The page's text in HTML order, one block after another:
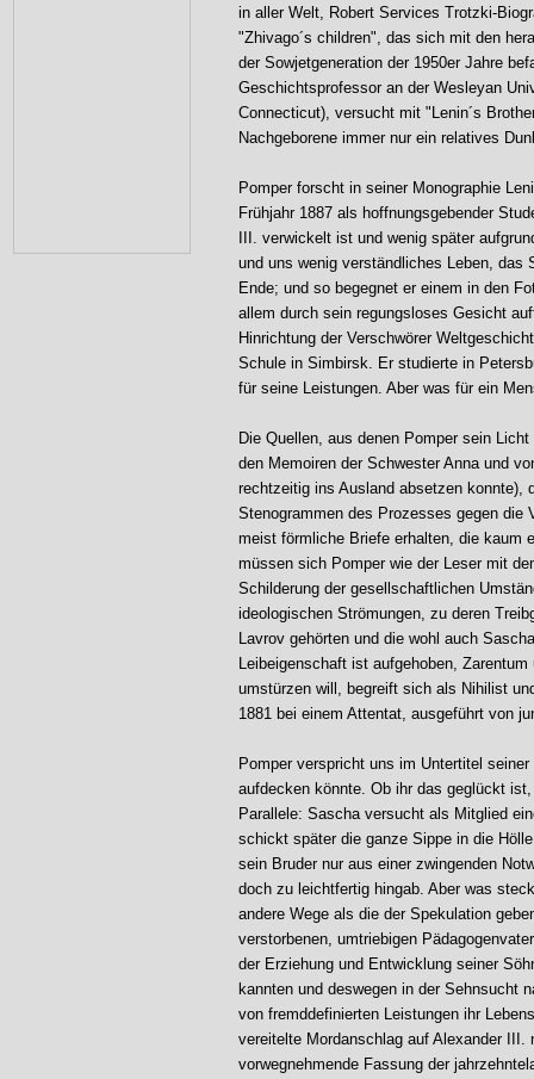
in aller Welt, Robert Services Trotzki-
"Zhivago´s children", das sich mit den
der Sowjetgeneration der 1950er Jahre
Geschichtsprofessor an der Wesleyan
Connecticut), versucht mit "Lenin´s
Nachgeborene immer nur ein relatives
Pomper forscht in seiner Monographie
Frühjahr 1887 als hoffnungsgebender
III. verwickelt ist und wenig später
und uns wenig verständliches Leben,
Ende; und so begegnet er einem in den
allem durch sein regungsloses Gesicht
Hinrichtung der Verschwörer
Schule in Simbirsk. Er studierte in
für seine Leistungen. Aber was für ein
Die Quellen, aus denen Pomper sein
den Memoiren der Schwester Anna und
rechtzeitig ins Ausland absetzen konnte),
Stenogrammen des Prozesses gegen die
meist förmliche Briefe erhalten, die kaum
müssen sich Pomper wie der Leser mit
Schilderung der gesellschaftlichen
ideologischen Strömungen, zu deren
Lavrov gehörten und die wohl auch
Leibeigenschaft ist aufgehoben,
umstürzen will, begreift sich als Nihilist
1881 bei einem Attentat, ausgeführt von
Pomper verspricht uns im Untertitel
aufdecken könnte. Ob ihr das geglückt
Parallele: Sascha versucht als Mitglied
schickt später die ganze Sippe in die
sein Bruder nur aus einer zwingenden
doch zu leichtfertig hingab. Aber was
andere Wege als die der Spekulation
verstorbenen, umtriebigen
der Erziehung und Entwicklung seiner
kannten und deswegen in der Sehnsucht
von fremddefinierten Leistungen ihr
vereitelte Mordanschlag auf Alexander
vorwegnehmende Fassung der